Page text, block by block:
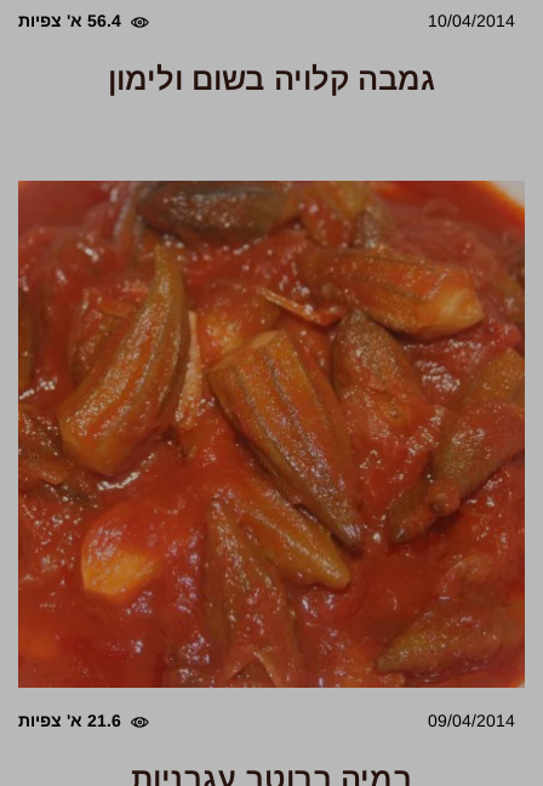
10/04/2014 56.4 א' צפיות
גמבה קלויה בשום ולימון
09/04/2014 21.6 א' צפיות
במיה ברוטב עגבניות